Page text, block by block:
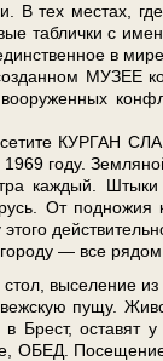
В тех ме­стах,
таб­лич­ки с
в
МУЗЕЕ
КУРГАН
1969 го­ду.
каж­дый.
От под­но­жия
— все
вы­се­ле­ние из
пу­щу.
в Брест,
ОБЕД.